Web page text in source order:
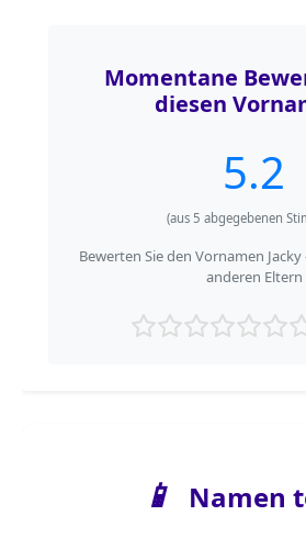
Momentane
diesen
5.2
(aus 5 abgegebenen
Bewerten Sie den Vornamen
anderen Eltern
📱 Namen